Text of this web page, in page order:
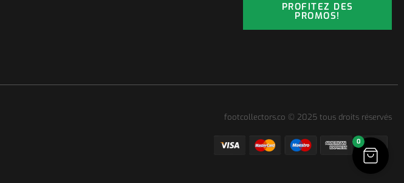
PROFITEZ DES
PROMOS!
footcollectors.co © 2025 tous droits réservés
0